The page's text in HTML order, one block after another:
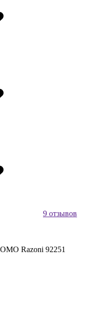
9 отзывов
Razoni 92251